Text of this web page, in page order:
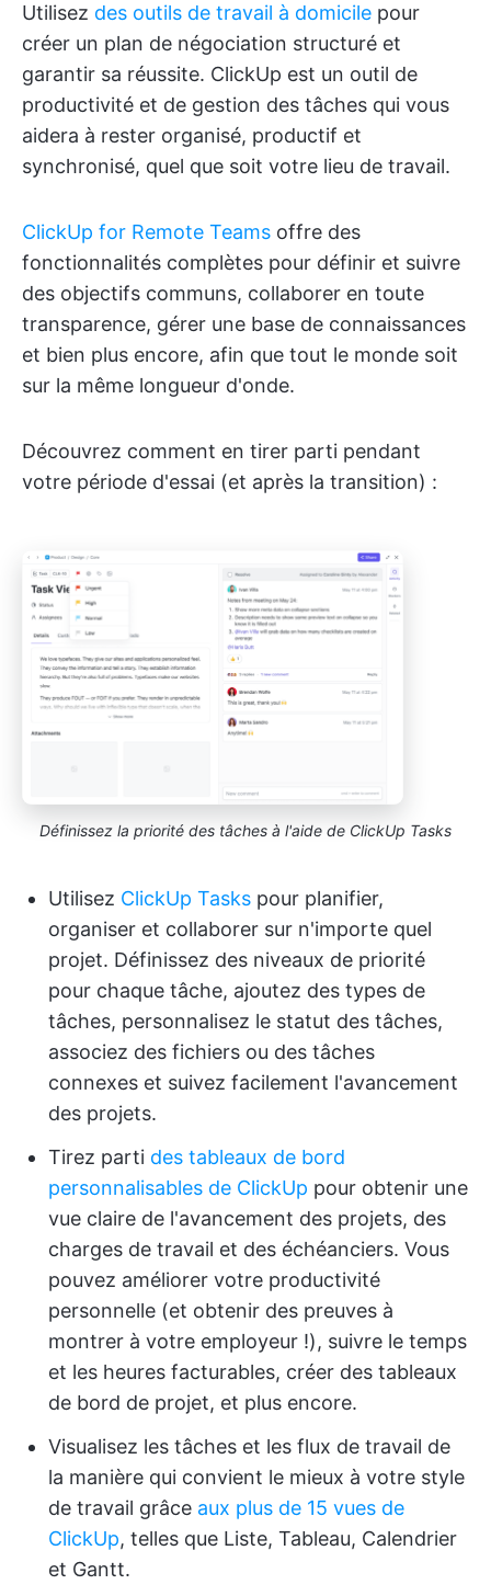
Utilisez des outils de travail à domicile pour
créer un plan de négociation structuré et
garantir sa réussite. ClickUp est un outil de
productivité et de gestion des tâches qui vous
aidera à rester organisé, productif et
synchronisé, quel que soit votre lieu de travail.
ClickUp for Remote Teams offre des
fonctionnalités complètes pour définir et suivre
des objectifs communs, collaborer en toute
transparence, gérer une base de connaissances
et bien plus encore, afin que tout le monde soit
sur la même longueur d'onde.
Découvrez comment en tirer parti pendant
votre période d'essai (et après la transition) :
Définissez la priorité des tâches à l'aide de ClickUp Tasks
Utilisez ClickUp Tasks pour planifier,
organiser et collaborer sur n'importe quel
projet. Définissez des niveaux de priorité
pour chaque tâche, ajoutez des types de
tâches, personnalisez le statut des tâches,
associez des fichiers ou des tâches
connexes et suivez facilement l'avancement
des projets.
Tirez parti des tableaux de bord
personnalisables de ClickUp pour obtenir une
vue claire de l'avancement des projets, des
charges de travail et des échéanciers. Vous
pouvez améliorer votre productivité
personnelle (et obtenir des preuves à
montrer à votre employeur !), suivre le temps
et les heures facturables, créer des tableaux
de bord de projet, et plus encore.
Visualisez les tâches et les flux de travail de
la manière qui convient le mieux à votre style
de travail grâce aux plus de 15 vues de
ClickUp, telles que Liste, Tableau, Calendrier
et Gantt.